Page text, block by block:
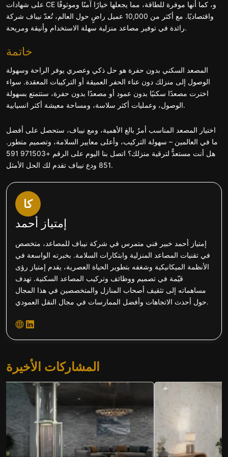
على شهادات CE و، كما أنها موفرة للطاقة، مما يجعلها خيارًا آمنًا وموثوقًا
واقتصاديًا. مع أكثر من 10,000 عميل راضٍ حول العالم، تُعدّ نيباف شركة
رائدة في توفير مصاعد منزلية سهلة الاستخدام وأنيقة ومريحة.
خاتمة
المصعد السكني بدون حفرة هو حل ذكي وعصري يوفر الراحة وسهولة
الوصول إلى منزلك دون عناء الحفر العميقة أو التركيبات المعقدة. سواء
اخترت مصعدًا سكنيًا بدون عمود أو مصعدًا بدون حفرة، ستتمتع بسهولة
الوصول، وعمليات أكثر سلاسة، ومساحة معيشة أكثر انسيابية.
اختيار المصعد المناسب أمرٌ بالغ الأهمية، ومع نيباف، ستحصل على أفضل
ما في العالمين – سهولة التركيب، وأعلى معايير السلامة، وتصميم متطور.
هل أنت مستعدٌّ لترقية منزلك؟ اتصل بنا اليوم على الرقم +971503 591
851 ودع نيباف تقدم لك الحل الأمثل.
كا
إمتياز أحمد
إمتياز أحمد خبير فني متمرس في شركة نيباف للمصاعد، متخصص
في تقنيات المصاعد المنزلية وابتكارات السلامة. بخبرته الواسعة في
الأنظمة الميكانيكية وشغفه بتطوير الحياة العصرية، يقدم إمتياز رؤى
قيّمة في تصميم ووظائف وتركيب المصاعد السكنية. تهدف
مساهماته إلى تثقيف أصحاب المنازل والمتخصصين في هذا المجال
حول أحدث الاتجاهات وأفضل الممارسات في مجال النقل العمودي.
المشاركات الأخيرة